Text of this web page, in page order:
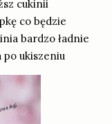
cukinii
co będzie
bardzo ładnie
ukiszeniu